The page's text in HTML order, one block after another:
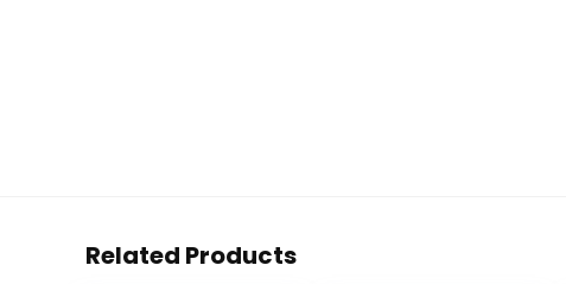
Related Products